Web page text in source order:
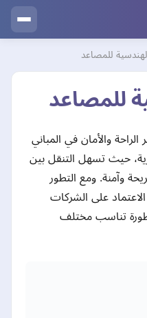
للمصاعد
للمصاعد
والأمان في المباني
حيث تسهل التنقل بين
وآمنة. ومع التطور
على الشركات
تناسب مختلف